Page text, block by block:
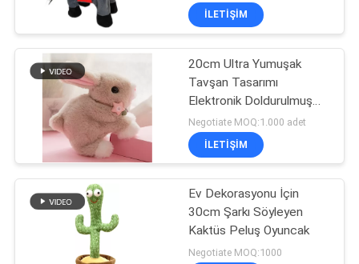
Anahtarlık Peluş
Oyuncaklar
Peluş Ev
Dekorasyonu
İLETIŞIM
20cm Ultra Yumuşak
Tavşan Tasarımı
Elektronik Doldurulmuş
Hayvanlar
Negotiate MOQ:1.000 adet
İLETIŞIM
Ev Dekorasyonu İçin
30cm Şarkı Söyleyen
Kaktüs Peluş Oyuncak
Negotiate MOQ:1000